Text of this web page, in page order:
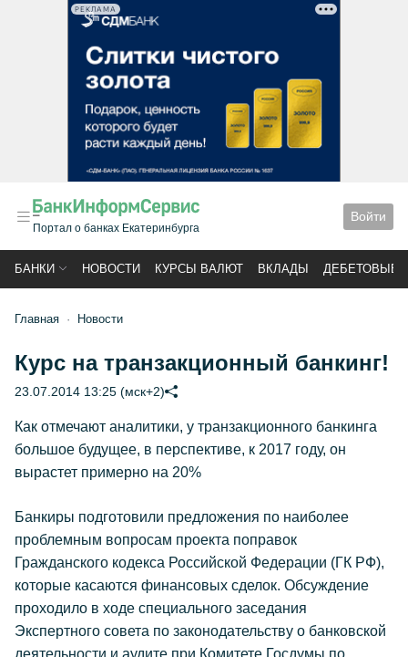
РЕКЛАМА
Портал о банках Екатеринбурга
Войти
БАНКИ НОВОСТИ КУРСЫ ВАЛЮТ ВКЛАДЫ ДЕБЕТОВЫЕ
Главная Новости
Курс на транзакционный банкинг!
23.07.2014 13:25 (мск+2)
Как отмечают аналитики, у транзакционного банкинга
большое будущее, в перспективе, к 2017 году, он
вырастет примерно на 20%
Банкиры подготовили предложения по наиболее
проблемным вопросам проекта поправок
Гражданского кодекса Российской Федерации (ГК РФ),
которые касаются финансовых сделок. Обсуждение
проходило в ходе специального заседания
Экспертного совета по законодательству о банковской
деятельности и аудите при Комитете Госдумы по